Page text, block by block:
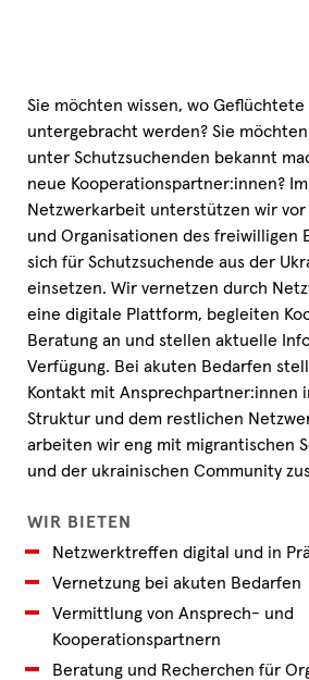
Sie möchten wissen, wo
untergebracht werden? Sie
unter Schutzsuchenden bekannt
neue Kooperationspartner:innen?
Netzwerkarbeit unterstützen wir
und Organisationen des freiwilligen
sich für Schutzsuchende aus der
einsetzen. Wir vernetzen durch
eine digitale Plattform, begleiten
Beratung an und stellen aktuelle
Verfügung. Bei akuten Bedarfen
Kontakt mit Ansprechpartner:innen
Struktur und dem restlichen
arbeiten wir eng mit migrantischen
und der ukrainischen Community
WIR BIETEN
Netzwerktreffen digital und in
Vernetzung bei akuten Bedarfen
Vermittlung von Ansprech- und
Kooperationspartnern
Beratung und Recherchen für